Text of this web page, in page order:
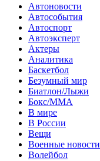
Автоновости
Автособытия
Автоспорт
Автоэксперт
Актеры
Аналитика
Баскетбол
Безумный мир
Биатлон/Лыжи
Бокс/MMA
В мире
В России
Вещи
Военные новости
Волейбол